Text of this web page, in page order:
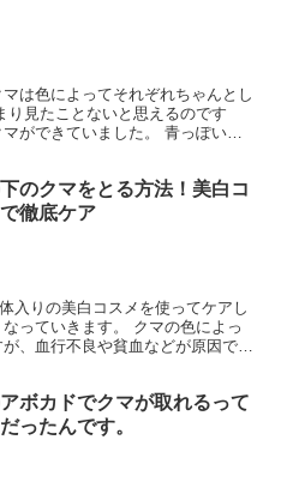
は色によってそれぞれちゃんとし
り見たことないと思えるのです
ができていました。 青っぽいク
下のクマをとる方法！美白コ
徹底ケア
入りの美白コスメを使ってケアし
っていきます。 クマの色によっ
、血行不良や貧血などが原因でな
ボカドでクマが取れるって
ったんです。